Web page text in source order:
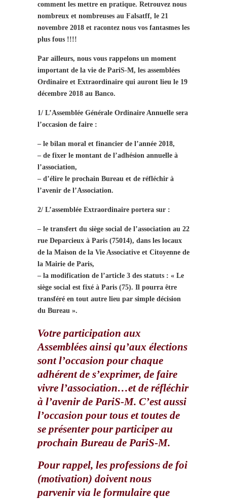
comment les mettre en pratique. Retrouvez nous
nombreux et nombreuses au Falsatff, le 21
novembre 2018 et racontez nous vos fantasmes les
plus fous !!!!
Par ailleurs, nous vous rappelons un moment
important de la vie de PariS-M, les assemblées
Ordinaire et Extraordinaire qui auront lieu le 19
décembre 2018 au Banco.
1/ L’Assemblée Générale Ordinaire Annuelle sera
l’occasion de faire :
– le bilan moral et financier de l’année 2018,
– de fixer le montant de l’adhésion annuelle à
l’association,
– d’élire le prochain Bureau et de réfléchir à
l’avenir de l’Association.
2/ L’assemblée Extraordinaire portera sur :
– le transfert du siège social de l’association au 22
rue Deparcieux à Paris (75014), dans les locaux
de la Maison de la Vie Associative et Citoyenne de
la Mairie de Paris,
– la modification de l’article 3 des statuts : « Le
siège social est fixé à Paris (75). Il pourra être
transféré en tout autre lieu par simple décision
du Bureau ».
Votre participation aux
Assemblées ainsi qu’aux élections
sont l’occasion pour chaque
adhérent de s’exprimer, de faire
vivre l’association…et de réfléchir
à l’avenir de PariS-M. C’est aussi
l’occasion pour tous et toutes de
se présenter pour participer au
prochain Bureau de PariS-M.
Pour rappel, les professions de foi
(motivation) doivent nous
parvenir via le formulaire que